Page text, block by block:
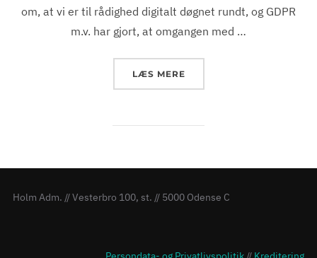
om, at vi er til rådighed digitalt døgnet rundt, og GDPR
m.v. har gjort, at omgangen med …
LÆS MERE“DEN FASTE
Holm Adm. // Vesterbro 100, st. // 5000 Odense C